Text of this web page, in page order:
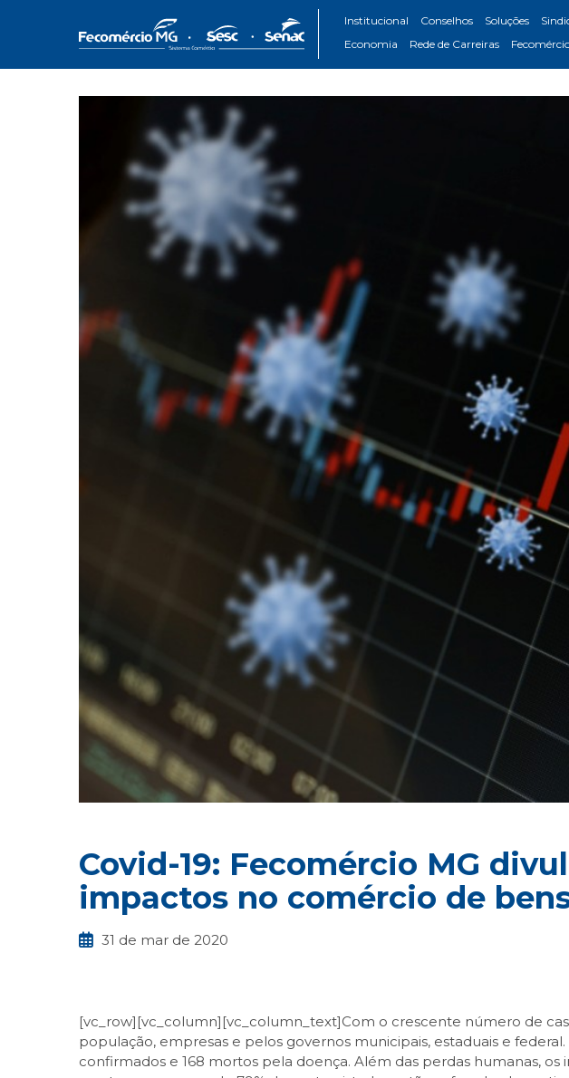
Institucional Conselhos Soluções
Economia
Rede de Carreiras
Covid-19: Fecomércio MG
impactos no comércio de
31 de mar de 2020
[vc_row][vc_column][vc_column_text]Com o crescente número de
população, empresas e pelos governos municipais, estaduais e
confirmados e 168 mortos pela doença. Além das perdas humanas,